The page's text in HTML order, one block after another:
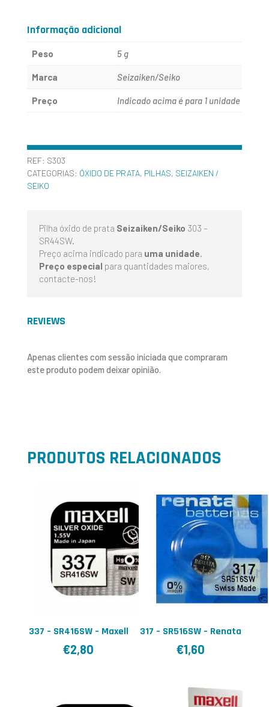
-
SEIZAIKEN
-
Informação adicional
Peso 5 g
Marca Seizaiken/Seiko
Preço Indicado acima é para 1 unidade
REF: S303
CATEGORIAS: ÓXIDO DE PRATA, PILHAS, SEIZAIKEN /
SEIKO
Pilha óxido de prata Seizaiken/Seiko 303 –
SR44SW.
Preço acima indicado para uma unidade.
Preço especial para quantidades maiores,
contacte-nos!
REVIEWS
Apenas clientes com sessão iniciada que compraram
este produto podem deixar opinião.
PRODUTOS RELACIONADOS
337 – SR416SW – Maxell
€2,80
317 – SR516SW – Renata
€1,60